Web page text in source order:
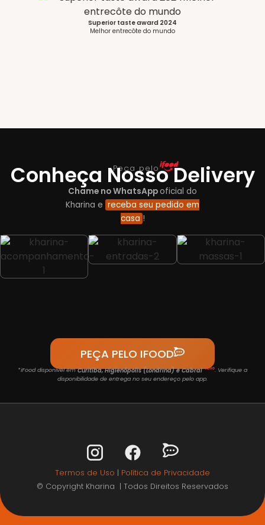
Superior taste award 2024
Melhor entrecôte do mundo
Peça pelo
Conheça Nosso Delivery
Chame no WhatsAppoficial do
Kharina e receba seu pedido em
casa !
PEÇA PELO IFOOD
*iFood disponível emCuritiba, Higienópolis (Londrina) e Cabral Novo. Verifique a
disponibilidade de entrega no seu endereço pelo app.
Termos de Uso | Política de Privacidade
© Copyright Kharina | Todos Direitos Reservados